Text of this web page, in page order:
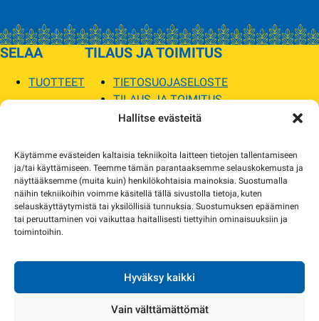
Hallitse evästeitä
Käytämme evästeiden kaltaisia tekniikoita laitteen tietojen tallentamiseen
ja/tai käyttämiseen. Teemme tämän parantaaksemme selauskokemusta ja
näyttääksemme (muita kuin) henkilökohtaisia mainoksia. Suostumalla
näihin tekniikoihin voimme käsitellä tällä sivustolla tietoja, kuten
selauskäyttäytymistä tai yksilöllisiä tunnuksia. Suostumuksen epääminen
tai peruuttaminen voi vaikuttaa haitallisesti tiettyihin ominaisuuksiin ja
toimintoihin.
Hyväksy kaikki
Vain välttämättömät
SELAA
TUOTTEET
TILAUS JA TOIMITUS
TIETOSUOJASELOSTE
TILAUS JA TOIMITUS
TOIMITUSEHDOT
MYYMÄLÄT JA YHTEYSTIEDOT
USEIN KYSYTYT
AJANKOHTAISTA
yhteyttä ja sovimme korvaavista tuotteista.